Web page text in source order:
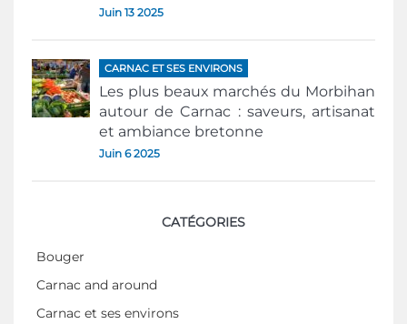
Juin 13 2025
CARNAC ET SES ENVIRONS
Les plus beaux marchés du Morbihan
autour de Carnac : saveurs, artisanat
et ambiance bretonne
Juin 6 2025
CATÉGORIES
Bouger
Carnac and around
Carnac et ses environs